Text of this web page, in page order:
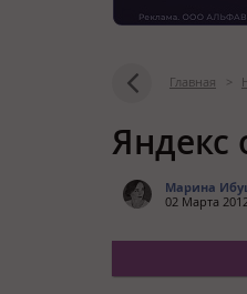
Главная >
Яндекс
Марина
02 Марта